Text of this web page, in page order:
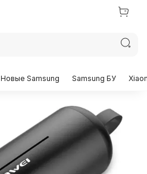
Новые Samsung Samsung БУ